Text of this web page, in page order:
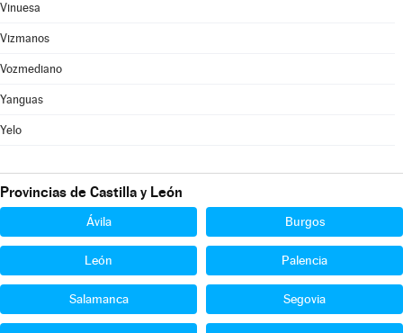
Vinuesa
Vizmanos
Vozmediano
Yanguas
Yelo
Provincias de Castilla y León
Ávila Burgos
León Palencia
Salamanca Segovia